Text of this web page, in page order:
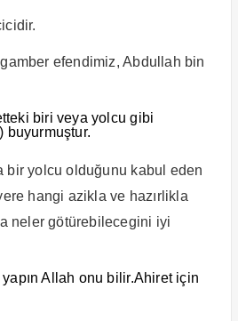
efendimiz, Abdullah bin
biri veya yolcu gibi
buyurmuştur.
bir yolcu olduğunu kabul eden
hangi azikla ve hazırlikla
neler götürebilecegini iyi
yapın Allah onu bilir.Ahiret için